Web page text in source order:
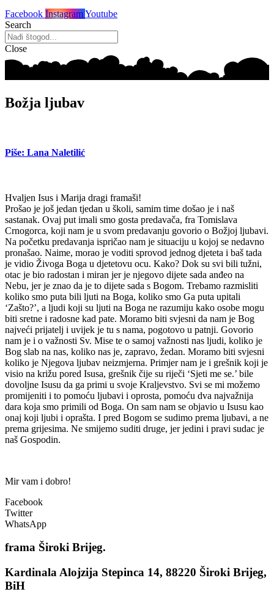
Facebook InstagramYoutube
Search
Close
Božja ljubav
Piše: Lana Naletilić
Hvaljen Isus i Marija dragi framaši!
Prošao je još jedan tjedan u školi, samim time došao je i naš
sastanak. Ovaj put imali smo gosta predavača, fra Tomislava
Crnogorca, koji nam je u svom predavanju govorio o Božjoj ljubavi.
Na početku predavanja ispričao nam je situaciju u kojoj se nedavno
pronašao. Naime, morao je voditi sprovod jednog djeteta i baš tada
je vidio Živoga Boga u djetetovu ocu. Kako? Dok su svi bili tužni,
otac je bio radostan i miran jer je njegovo dijete sada anđeo na
Nebu, jer je znao da je to dijete sada s Bogom. Trebamo razmisliti
koliko smo puta bili ljuti na Boga, koliko smo Ga puta upitali
‘Zašto?’, a ljudi koji su ljuti na Boga ne razumiju kako osobe mogu
biti sretne i radosne kad pate. Moramo biti svjesni da nam je Bog
najveći prijatelj i uvijek je tu s nama, pogotovo u patnji. Govorio
nam je i o važnosti Sv. Mise te o samoj važnosti nas ljudi, koliko je
Bog slab na nas, koliko nas je, zapravo, žedan. Moramo biti svjesni
koliko je Njegova ljubav neizmjerna. Primjer nam je i grešnik koji je
visio na križu pored Isusa, grešnik čije su riječi ‘Sjeti me se.’ bile
dovoljne Isusu da ga primi u svoje Kraljevstvo. Svi se mi možemo
promijeniti i to pomoću ljubavi i oprosta, pomoću dva najvažnija
dara koja smo primili od Boga. On sam nam se objavio u Isusu kao
onaj koji ljubi i oprašta. I pred Bogom se sudimo prema ljubavi, a ne
prema grijesima. Ne smijemo suditi druge, jer jedini i pravi sudac je
naš Gospodin.
Mir vam i dobro!
Facebook
Twitter
WhatsApp
frama Široki Brijeg.
Kardinala Alojzija Stepinca 14, 88220 Široki Brijeg,
BiH